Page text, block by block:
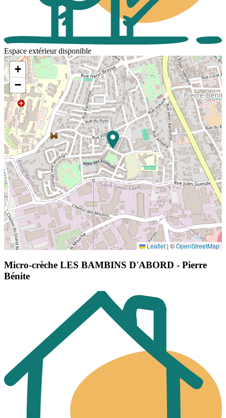
Espace extérieur disponible
+
−
Leaflet | ©OpenStreetMap
Micro-crèche LES BAMBINS D'ABORD - Pierre
Bénite